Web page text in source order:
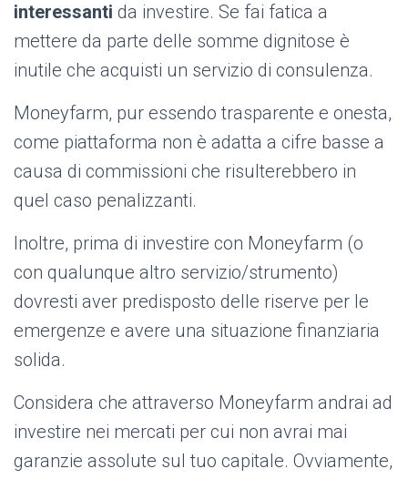
interessanti da investire. Se fai fatica a
mettere da parte delle somme dignitose è
inutile che acquisti un servizio di consulenza.
Moneyfarm, pur essendo trasparente e onesta,
come piattaforma non è adatta a cifre basse a
causa di commissioni che risulterebbero in
quel caso penalizzanti.
Inoltre, prima di investire con Moneyfarm (o
con qualunque altro servizio/strumento)
dovresti aver predisposto delle riserve per le
emergenze e avere una situazione finanziaria
solida.
Considera che attraverso Moneyfarm andrai ad
investire nei mercati per cui non avrai mai
garanzie assolute sul tuo capitale. Ovviamente,